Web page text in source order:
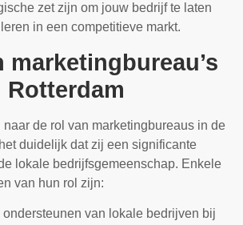
zet zijn om jouw bedrijf te laten
in een competitieve markt.
marketingbureau’s
Rotterdam
de rol van marketingbureaus in de
duidelijk dat zij een significante
lokale bedrijfsgemeenschap. Enkele
van hun rol zijn:
van lokale bedrijven bij